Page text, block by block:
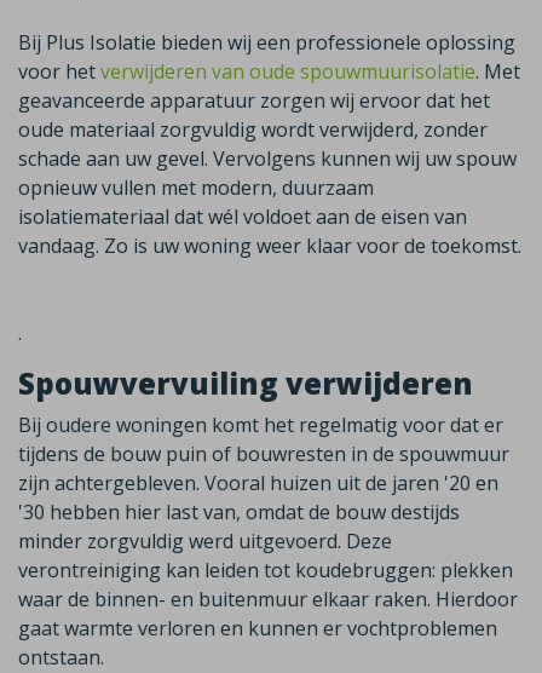
Bij Plus Isolatie bieden wij een professionele oplossing
voor hetverwijderen van oude spouwmuurisolatie. Met
geavanceerde apparatuur zorgen wij ervoor dat het
oude materiaal zorgvuldig wordt verwijderd, zonder
schade aan uw gevel. Vervolgens kunnen wij uw spouw
opnieuw vullen met modern, duurzaam
isolatiemateriaal dat wél voldoet aan de eisen van
vandaag. Zo is uw woning weer klaar voor de toekomst.
.
Spouwvervuiling verwijderen
Bij oudere woningen komt het regelmatig voor dat er
tijdens de bouw puin of bouwresten in de spouwmuur
zijn achtergebleven. Vooral huizen uit de jaren '20 en
'30 hebben hier last van, omdat de bouw destijds
minder zorgvuldig werd uitgevoerd. Deze
verontreiniging kan leiden tot koudebruggen: plekken
waar de binnen- en buitenmuur elkaar raken. Hierdoor
gaat warmte verloren en kunnen er vochtproblemen
ontstaan.